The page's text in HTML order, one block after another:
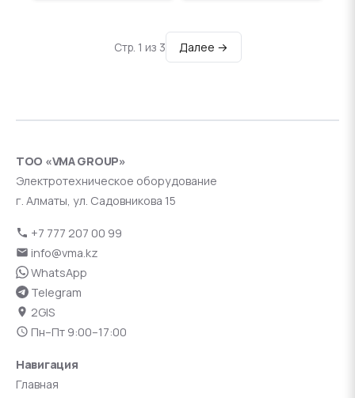
Стр. 1 из 3 Далее →
ТОО «VMA GROUP»
Электротехническое оборудование
г. Алматы, ул. Садовникова 15
+7 777 207 00 99
info@vma.kz
WhatsApp
Telegram
2GIS
Пн–Пт 9:00–17:00
Навигация
Главная